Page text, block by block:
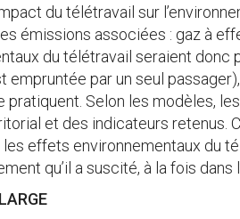
du télétravail sur
émissions associées : gaz à
du télétravail seraient
empruntée par un seul
pratiquent. Selon les modèles,
et des indicateurs retenus.
effets environnementaux du
qu’il a suscité, à la fois